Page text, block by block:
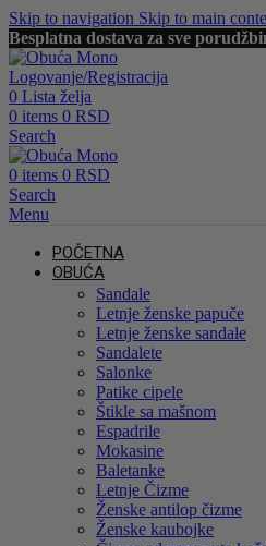
Skip to navigation Skip to main
Besplatna dostava za sve
Logovanje/Registracija
0 Lista želja
0 items 0 RSD
Search
0 items 0 RSD
Search
Menu
POČETNA
OBUĆA
Sandale
Letnje ženske papuče
Letnje ženske sandale
Sandalete
Salonke
Patike cipele
Štikle sa mašnom
Espadrile
Mokasine
Baletanke
Letnje Čizme
Ženske antilop čizme
Ženske kaubojke